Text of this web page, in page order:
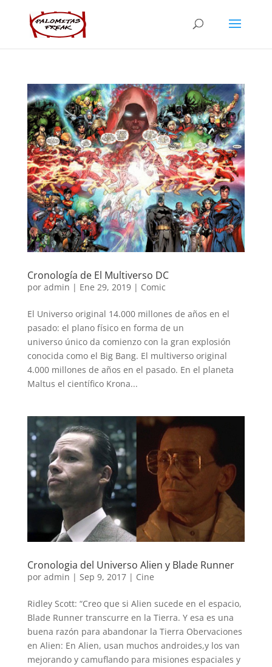
Cronología de El Multiverso DC
por admin | Ene 29, 2019| Comic
El Universo original 14.000 millones de años en el
pasado: el plano físico en forma de un
universo único da comienzo con la gran explosión
conocida como el Big Bang. El multiverso original
4.000 millones de años en el pasado. En el planeta
Maltus el científico Krona...
Cronologia del Universo Alien y Blade Runner
por admin | Sep 9, 2017| Cine
Ridley Scott: “Creo que si Alien sucede en el espacio,
Blade Runner transcurre en la Tierra. Y esa es una
buena razón para abandonar la Tierra Obervaciones
en Alien: En Alien, usan muchos androides,y los van
mejorando y camuflando para misiones espaciales y